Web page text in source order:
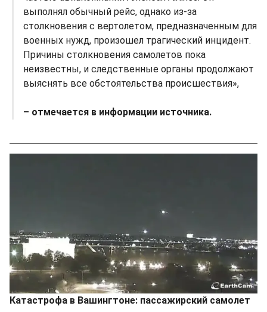
выполнял обычный рейс, однако из-за
столкновения с вертолетом, предназначенным для
военных нужд, произошел трагический инцидент.
Причины столкновения самолетов пока
неизвестны, и следственные органы продолжают
выяснять все обстоятельства происшествия»,
– отмечается в информации источника.
Катастрофа в Вашингтоне: пассажирский самолет